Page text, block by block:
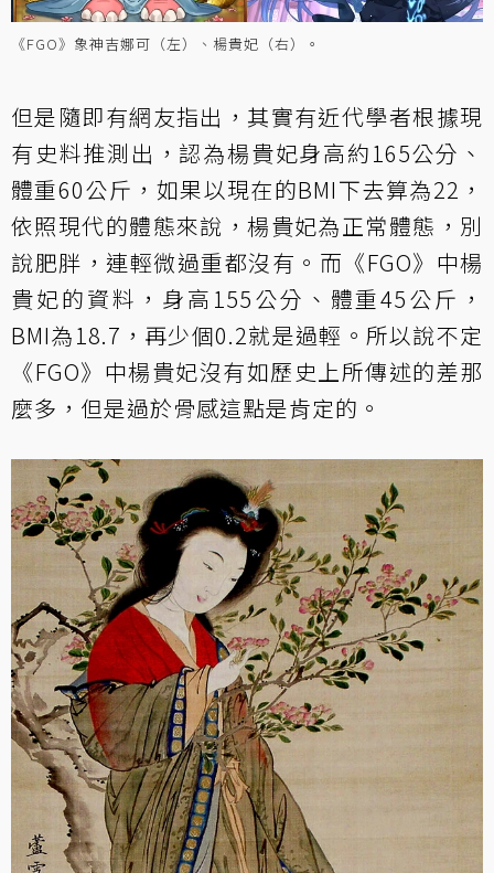
《FGO》象神吉娜可（左）、楊貴妃（右）。
但是隨即有網友指出，其實有近代學者根據現
有史料推測出，認為楊貴妃身高約165公分、
體重60公斤，如果以現在的BMI下去算為22，
依照現代的體態來說，楊貴妃為正常體態，別
說肥胖，連輕微過重都沒有。而《FGO》中楊
貴妃的資料，身高155公分、體重45公斤，
BMI為18.7，再少個0.2就是過輕。所以說不定
《FGO》中楊貴妃沒有如歷史上所傳述的差那
麼多，但是過於骨感這點是肯定的。